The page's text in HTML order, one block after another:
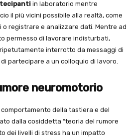
in laboratorio mentre
il più vicini possibile alla realtà, come
registrare e analizzare dati. Mentre ad
permesso di lavorare indisturbati,
interrotto da messaggi di
partecipare a un colloquio di lavoro.
neuromotorio
della tastiera e del
dalla cosiddetta “teoria del rumore
dei livelli di stress ha un impatto